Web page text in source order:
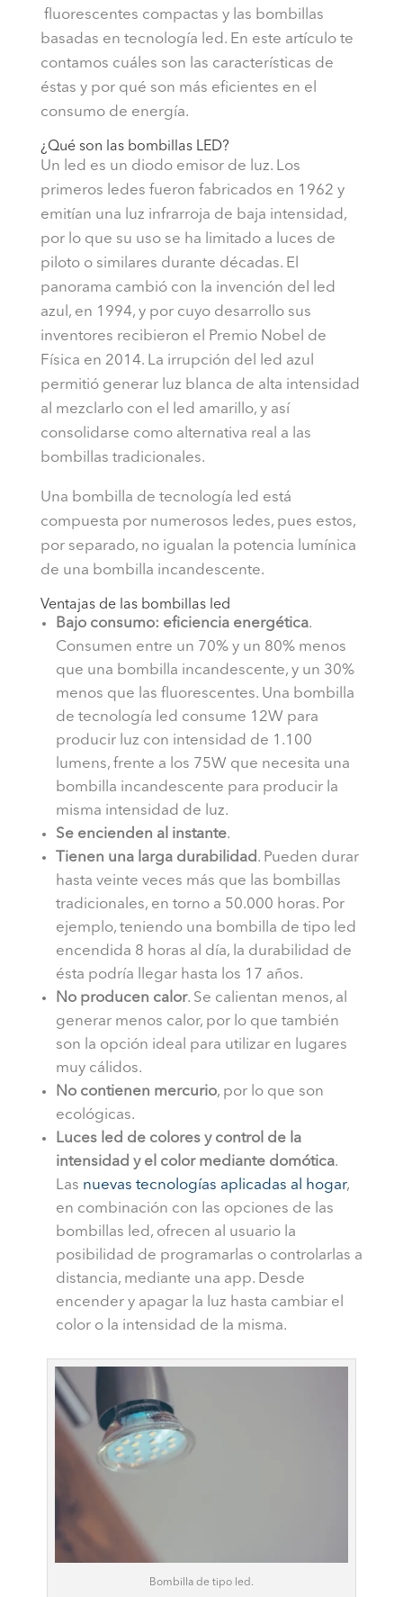
fluorescentes compactas y las bombillas
basadas en tecnología led. En este artículo te
contamos cuáles son las características de
éstas y por qué son más eficientes en el
consumo de energía.
¿Qué son las bombillas LED?
Un led es un diodo emisor de luz. Los
primeros ledes fueron fabricados en 1962 y
emitían una luz infrarroja de baja intensidad,
por lo que su uso se ha limitado a luces de
piloto o similares durante décadas. El
panorama cambió con la invención del led
azul, en 1994, y por cuyo desarrollo sus
inventores recibieron el Premio Nobel de
Física en 2014. La irrupción del led azul
permitió generar luz blanca de alta intensidad
al mezclarlo con el led amarillo, y así
consolidarse como alternativa real a las
bombillas tradicionales.
Una bombilla de tecnología led está
compuesta por numerosos ledes, pues estos,
por separado, no igualan la potencia lumínica
de una bombilla incandescente.
Ventajas de las bombillas led
Bajo consumo: eficiencia energética.
Consumen entre un 70% y un 80% menos
que una bombilla incandescente, y un 30%
menos que las fluorescentes. Una bombilla
de tecnología led consume 12W para
producir luz con intensidad de 1.100
lumens, frente a los 75W que necesita una
bombilla incandescente para producir la
misma intensidad de luz.
Se encienden al instante.
Tienen una larga durabilidad. Pueden durar
hasta veinte veces más que las bombillas
tradicionales, en torno a 50.000 horas. Por
ejemplo, teniendo una bombilla de tipo led
encendida 8 horas al día, la durabilidad de
ésta podría llegar hasta los 17 años.
No producen calor. Se calientan menos, al
generar menos calor, por lo que también
son la opción ideal para utilizar en lugares
muy cálidos.
No contienen mercurio, por lo que son
ecológicas.
Luces led de colores y control de la
intensidad y el color mediante domótica.
Las nuevas tecnologías aplicadas al hogar,
en combinación con las opciones de las
bombillas led, ofrecen al usuario la
posibilidad de programarlas o controlarlas a
distancia, mediante una app. Desde
encender y apagar la luz hasta cambiar el
color o la intensidad de la misma.
Bombilla de tipo led.